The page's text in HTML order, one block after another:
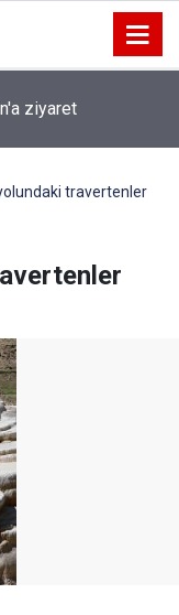
ziyaret
Eroin ele geçirildi
travertenler